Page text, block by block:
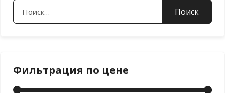
Найти:
Фильтрация по цене